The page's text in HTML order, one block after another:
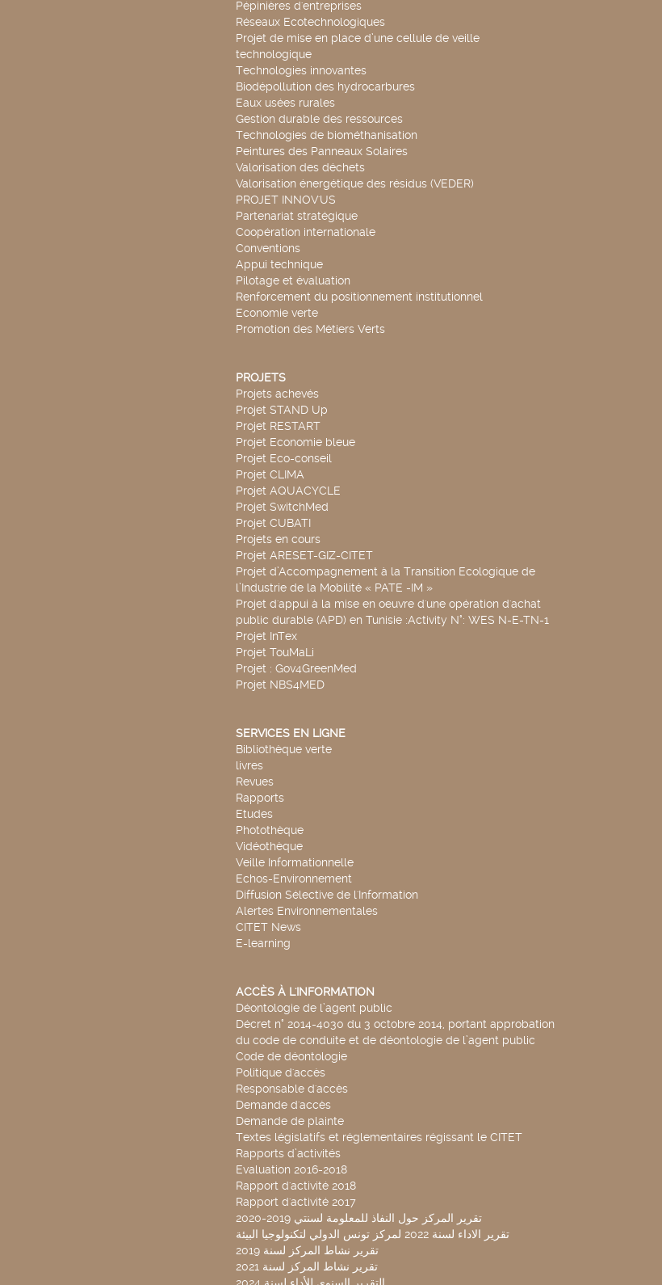
Pépinières d'entreprises
Réseaux Ecotechnologiques
Projet de mise en place d’une cellule de veille
technologique
Technologies innovantes
Biodépollution des hydrocarbures
Eaux usées rurales
Gestion durable des ressources
Technologies de biométhanisation
Peintures des Panneaux Solaires
Valorisation des déchets
Valorisation énergétique des résidus (VEDER)
PROJET INNOV'US
Partenariat stratégique
Coopération internationale
Conventions
Appui technique
Pilotage et évaluation
Renforcement du positionnement institutionnel
Economie verte
Promotion des Métiers Verts
PROJETS
Projets achevés
Projet STAND Up
Projet RESTART
Projet Economie bleue
Projet Eco-conseil
Projet CLIMA
Projet AQUACYCLE
Projet SwitchMed
Projet CUBATI
Projets en cours
Projet ARESET-GIZ-CITET
Projet d’Accompagnement à la Transition Ecologique de
l’Industrie de la Mobilité « PATE -IM »
Projet d'appui à la mise en oeuvre d'une opération d'achat
public durable (APD) en Tunisie :Activity N°: WES N-E-TN-1
Projet InTex
Projet TouMaLi
Projet : Gov4GreenMed
Projet NBS4MED
SERVICES EN LIGNE
Bibliothèque verte
livres
Revues
Rapports
Etudes
Photothèque
Vidéothèque
Veille Informationnelle
Echos-Environnement
Diffusion Sélective de l'Information
Alertes Environnementales
CITET News
E-learning
ACCÈS À L'INFORMATION
Déontologie de l’agent public
Décret n° 2014-4030 du 3 octobre 2014, portant approbation
du code de conduite et de déontologie de l’agent public
Code de déontologie
Politique d'accès
Responsable d'accès
Demande d'accès
Demande de plainte
Textes législatifs et réglementaires régissant le CITET
Rapports d’activités
Evaluation 2016-2018
Rapport d'activité 2018
Rapport d'activité 2017
تقرير المركز حول النفاذ للمعلومة لسنتي 2019-2020
تقرير الاداء لسنة 2022 لمركز تونس الدولي لتكنولوجيا البيئة
تقرير نشاط المركز لسنة 2019
تقرير نشاط المركز لسنة 2021